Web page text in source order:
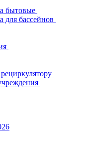
бытовые
для бассейнов